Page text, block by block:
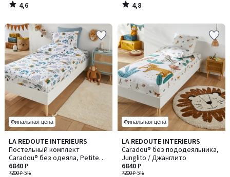
4,6
/
4,8
/
Финальная цена
LA REDOUTE INTERIEURS
Постельный комплект
Caradou® без одеяла, Petite
jungle / Пти джангл
7200 ₽-5%
6840 ₽
4,4
/ 5
Финальная цена
LA REDOUTE INTERIEURS
Caradou® без пододеяльника,
Junglito / Джанглито
7200 ₽-5%
6840 ₽
4,5
/ 5